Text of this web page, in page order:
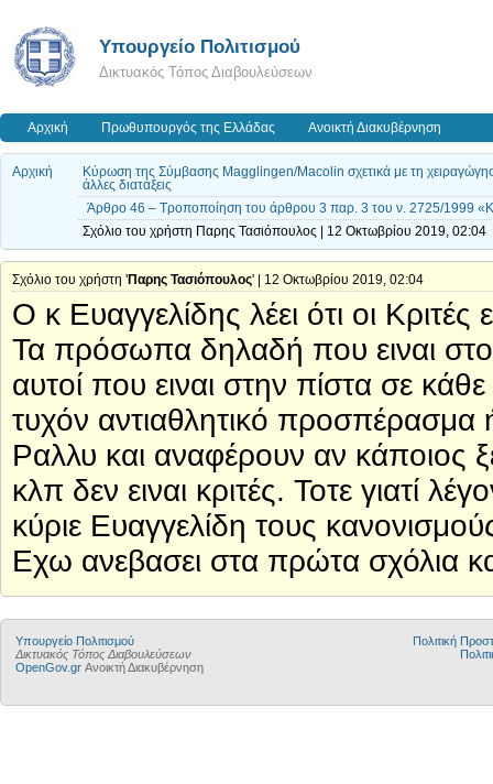
Υπουργείο Πολιτισμού
Δικτυακός Τόπος Διαβουλεύσεων
Αρχική Πρωθυπουργός της Ελλάδας Ανοικτή Διακυβέρνηση
Αρχική
Κύρωση της Σύμβασης Magglingen/Macolin σχετικά με τη
άλλες διατάξεις
Άρθρο 46 – Τροποποίηση του άρθρου 3 παρ. 3 του ν. 2725/1999
Σχόλιο του χρήστη Παρης Τασιόπουλος | 12 Οκτωβρίου 2019, 02:04
Σχόλιο του χρήστη 'Παρης Τασιόπουλος' | 12 Οκτωβρίου 2019, 02:04
Ο κ Ευαγγελίδης λέει ότι οι
Τα πρόσωπα δηλαδή που ειναι
αυτοί που ειναι στην πίστα σε
τυχόν αντιαθλητικό προσπέρασμα
Ραλλυ και αναφέρουν αν κάποιος
κλπ δεν ειναι κριτές. Τοτε γιατί
κύριε Ευαγγελίδη τους
Εχω ανεβασει στα πρώτα σχόλια
Υπουργείο Πολιτισμού
Δικτυακός Τόπος Διαβουλεύσεων
OpenGov.gr Ανοικτή Διακυβέρνηση
Πολιτική